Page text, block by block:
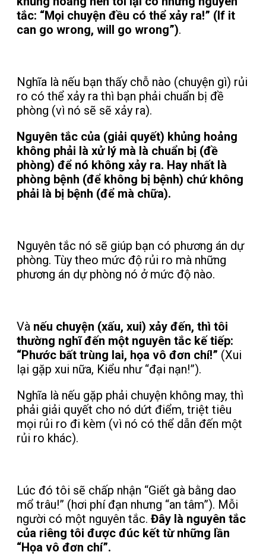
tắc: “Mọi chuyện đều có thể xảy ra!” (If it
can go wrong, will go wrong”).
Nghĩa là nếu bạn thấy chỗ nào (chuyện gì) rủi
ro có thể xảy ra thì bạn phải chuẩn bị đề
phòng (vì nó sẽ sẽ xảy ra).
Nguyên tắc của (giải quyết) khủng hoảng
không phải là xử lý mà là chuẩn bị (đề
phòng) để nó không xảy ra. Hay nhất là
phòng bệnh (để không bị bệnh) chứ không
phải là bị bệnh (để mà chữa).
Nguyên tắc nó sẽ giúp bạn có phương án dự
phòng. Tùy theo mức độ rủi ro mà những
phương án dự phòng nó ở mức độ nào.
Và nếu chuyện (xấu, xui) xảy đến, thì tôi
thường nghĩ đến một nguyên tắc kế tiếp:
“Phước bất trùng lai, họa vô đơn chí!” (Xui
lại gặp xui nữa, Kiểu như “đại nạn!”).
Nghĩa là nếu gặp phải chuyện không may, thì
phải giải quyết cho nó dứt điểm, triệt tiêu
mọi rủi ro đi kèm (vì nó có thể dẫn đến một
rủi ro khác).
Lúc đó tôi sẽ chấp nhận “Giết gà bằng dao
mổ trâu!” (hơi phí đạn nhưng “an tâm”). Mỗi
người có một nguyên tắc. Đây là nguyên tắc
của riêng tôi được đúc kết từ những lần
“Họa vô đơn chí”.